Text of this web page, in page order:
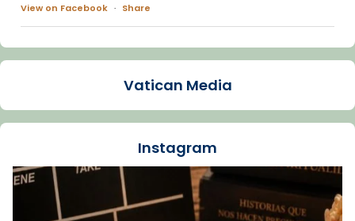
View on Facebook · Share
Arquebisbat de Barcelona
La Carmina va patir depressió. Fa gairebé
dos mesos, a l'Estadi Lluís Companys, la
Recupera l'entrevista comp
Vatican
tican News 👇
Vatican Media
Instagram